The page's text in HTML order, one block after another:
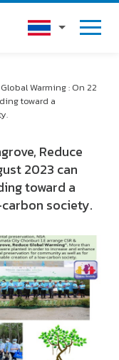
Warming : On 22
toward a
Reduce
2023 can
toward a
society.